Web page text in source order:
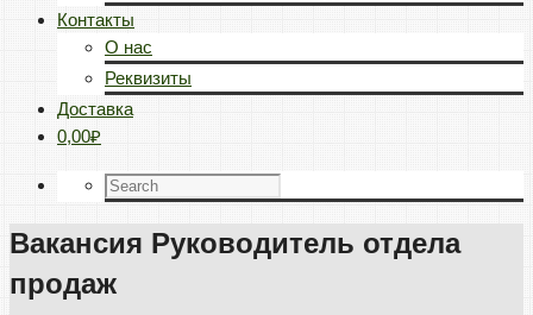
Контакты
О нас
Реквизиты
Доставка
0,00₽
Вакансия Руководитель отдела
продаж